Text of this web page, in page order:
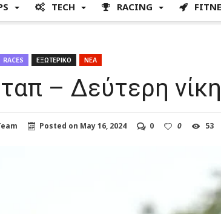
TECH RACING
RACES ΕΞΩΤΕΡΙΚΟ ΝΕΑ
– Δεύτερη
Posted on May 16, 2024 0 0 53